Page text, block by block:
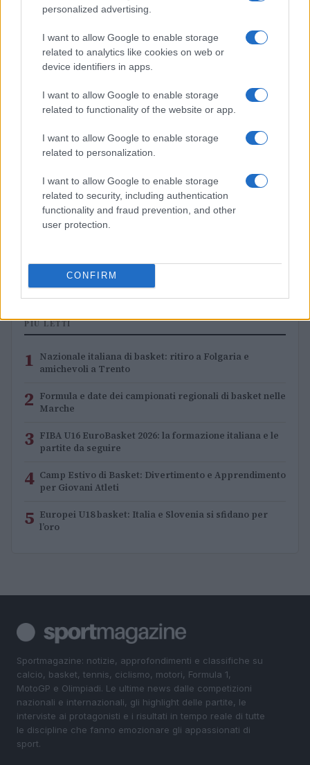
personalized advertising.
I want to allow Google to enable storage
related to analytics like cookies on web or
device identifiers in apps.
I want to allow Google to enable storage
related to functionality of the website or app.
I want to allow Google to enable storage
related to personalization.
I want to allow Google to enable storage
related to security, including authentication
functionality and fraud prevention, and other
user protection.
CONFIRM
Francesca Lombardi · 8 Ago 2026
Andrea Conforti · 8 Ago 2026
PIÙ LETTI
1 Nazionale italiana di basket: ritiro a Folgaria e
amichevoli a Trento
2 Formula e date dei campionati regionali di basket nelle
Marche
3 FIBA U16 EuroBasket 2026: la formazione italiana e le
partite da seguire
4 Camp Estivo di Basket: Divertimento e Apprendimento
per Giovani Atleti
5 Europei U18 basket: Italia e Slovenia si sfidano per
l’oro
Sportmagazine: notizie, approfondimenti e classifiche su
calcio, basket, tennis, ciclismo, motori, Formula 1,
MotoGP e Olimpiadi. Le ultime news dalle competizioni
nazionali e internazionali, gli highlight delle partite, le
interviste ai protagonisti e i risultati in tempo reale di tutte
le discipline che fanno emozionare gli appassionati di
sport.